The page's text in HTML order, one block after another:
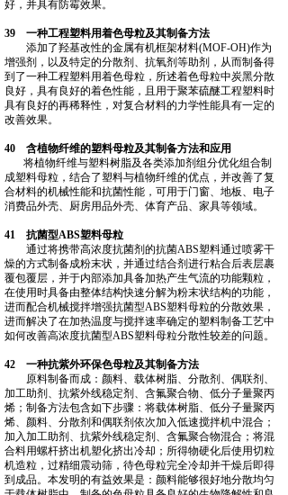
好，并具有防霉效果。
39 一种工程塑料用着色母粒及其制备方法
添加了羟基改性的金属有机框架材料(MOF‑OH)作为
增强剂，以及特定的分散剂、抗氧剂等助剂，从而制备得
到了一种工程塑料用着色母粒，所述着色母粒中炭黑分散
良好，具有良好的着色性能，且用于聚苯硫醚工程塑料时
具有良好的再稀释性，对复合材料的力学性能具有一定的
改善效果。
40 含植物纤维的塑料母粒及其制备方法和应用
将植物纤维与塑料树脂及各类添加剂组分优化组合制
成塑料母粒，结合了塑料与植物纤维的优点，并改善了复
合材料的机械性能和抗菌性能，可用于门窗、地板、电子
消费品外壳、厨房用品外壳、体育产品、家具等领域。
41 抗菌型ABS塑料母粒
通过将携带高浓度抗菌剂的抗菌ABS塑料通过喷雾干
燥的方式制备成粉末状，并通过结合剂进行粘合后表层裹
覆包覆层，并于内部添加具备加热产生气流的功能颗粒，
在使用时具备由整体结构快速分解为粉末状结构的功能，
进而配合机械搅拌增强抗菌型ABS塑料母粒的分散效果，
进而解决了在加热温度与搅拌速率确定的塑料制备工艺中
如何改善高浓度抗菌型ABS塑料母粒分散性较差的问题。
42 一种抗紫外环保色母粒及其制备方法
原料制备而成：颜料、载体树脂、分散剂、偶联剂、
加工助剂、抗紫外线稳定剂、含氟聚合物、低分子量聚丙
烯；制备方法包含如下步骤：将载体树脂、低分子量聚丙
烯、颜料、分散剂和偶联剂依次加入低速搅拌机中混合；
加入加工助剂、抗紫外线稳定剂、含氟聚合物混合；将混
合料用螺杆挤出机塑化挤出冷却；所得物硬化后使用切粒
机造粒，过精细震动筛，待色母粒完全冷却并干燥后即得
到成品。本发明的有益效果是：颜料能够很好地分散均匀